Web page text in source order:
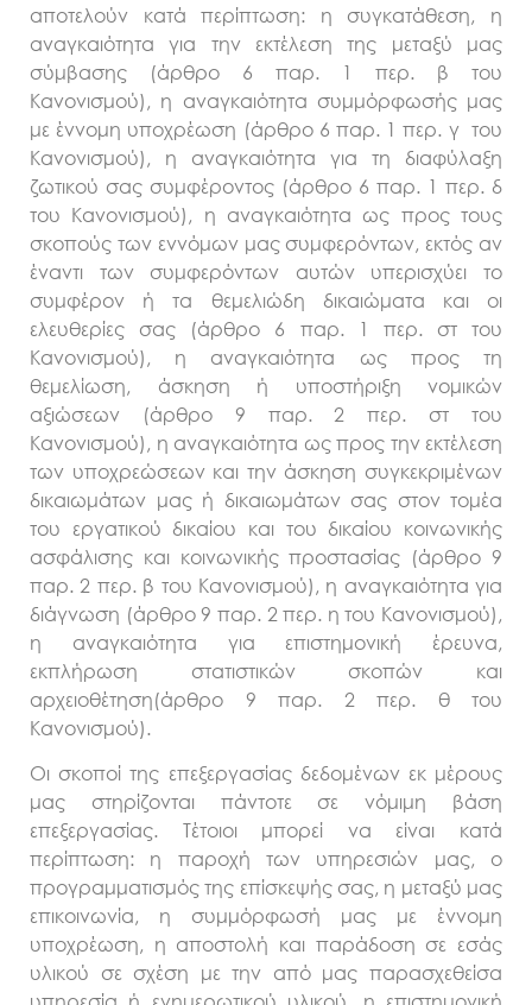
αποτελούν κατά περίπτωση: η συγκατάθεση, η
αναγκαιότητα για την εκτέλεση της μεταξύ μας
σύμβασης (άρθρο 6 παρ. 1 περ. β του
Κανονισμού), η αναγκαιότητα συμμόρφωσής μας
με έννομη υποχρέωση (άρθρο 6 παρ. 1 περ. γ του
Κανονισμού), η αναγκαιότητα για τη διαφύλαξη
ζωτικού σας συμφέροντος (άρθρο 6 παρ. 1 περ. δ
του Κανονισμού), η αναγκαιότητα ως προς τους
σκοπούς των εννόμων μας συμφερόντων, εκτός αν
έναντι των συμφερόντων αυτών υπερισχύει το
συμφέρον ή τα θεμελιώδη δικαιώματα και οι
ελευθερίες σας (άρθρο 6 παρ. 1 περ. στ του
Κανονισμού), η αναγκαιότητα ως προς τη
θεμελίωση, άσκηση ή υποστήριξη νομικών
αξιώσεων (άρθρο 9 παρ. 2 περ. στ του
Κανονισμού), η αναγκαιότητα ως προς την εκτέλεση
των υποχρεώσεων και την άσκηση συγκεκριμένων
δικαιωμάτων μας ή δικαιωμάτων σας στον τομέα
του εργατικού δικαίου και του δικαίου κοινωνικής
ασφάλισης και κοινωνικής προστασίας (άρθρο 9
παρ. 2 περ. β του Κανονισμού), η αναγκαιότητα για
διάγνωση (άρθρο 9 παρ. 2 περ. η του Κανονισμού),
η αναγκαιότητα για επιστημονική έρευνα,
εκπλήρωση στατιστικών σκοπών και
αρχειοθέτηση(άρθρο 9 παρ. 2 περ. θ του
Κανονισμού).
Οι σκοποί της επεξεργασίας δεδομένων εκ μέρους
μας στηρίζονται πάντοτε σε νόμιμη βάση
επεξεργασίας. Τέτοιοι μπορεί να είναι κατά
περίπτωση: η παροχή των υπηρεσιών μας, ο
προγραμματισμός της επίσκεψής σας, η μεταξύ μας
επικοινωνία, η συμμόρφωσή μας με έννομη
υποχρέωση, η αποστολή και παράδοση σε εσάς
υλικού σε σχέση με την από μας παρασχεθείσα